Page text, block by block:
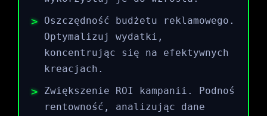
Oszczędność budżetu reklamowego.
Optymalizuj wydatki,
koncentrując się na efektywnych
kreacjach.
Zwiększenie ROI kampanii. Podnoś
rentowność, analizując dane